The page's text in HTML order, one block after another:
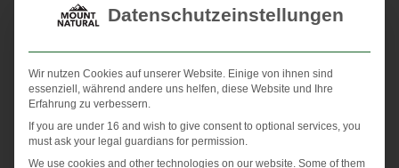
[lepopup id=’115′ name=’Blog: Kurkuma Kochbuch –
Inline – All devices‘]
So finden Sie das passende Curcuma
Premium CURCUMA
Höchster Curcumingehalt = höchste Dosierung
Datenschutzeinstellungen
Wir nutzen Cookies auf unserer Website. Einige von ihnen sind
essenziell, während andere uns helfen, diese Website und Ihre
Erfahrung zu verbessern.
If you are under 16 and wish to give consent to optional services, you
must ask your legal guardians for permission.
We use cookies and other technologies on our website. Some of them